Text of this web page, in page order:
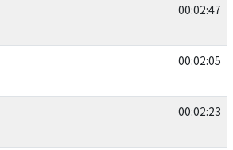
00:02:47
00:02:05
00:02:23